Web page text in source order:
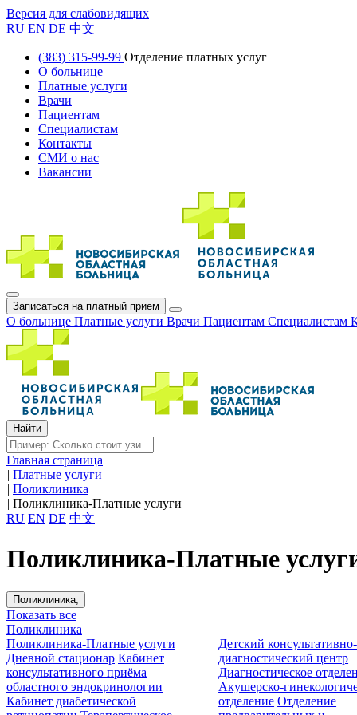
Версия для слабовидящих
RU EN DE 中文
(383) 315-99-99 Отделение платных услуг
О больнице
Платные услуги
Врачи
Пациентам
Специалистам
Контакты
СМИ о нас
Вакансии
Записаться на платный прием
О больнице Платные услуги Врачи Пациентам Специалистам
Главная страница
| Платные услуги
| Поликлиника
| Поликлиника-Платные услуги
RU EN DE 中文
Поликлиника-Платные
Поликлиника,
Показать все
Поликлиника
Поликлиника-Платные услуги
Дневной стационар Кабинет
консультативного приёма
областного эндокринологии
Кабинет диабетической
Детский консультативно-
диагностический центр
Диагностическое
Акушерско-
отделение Отделение